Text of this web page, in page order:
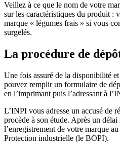
Veillez à ce que le nom de votre
sur les caractéristiques du produit :
marque « légumes frais » si vous
surgelés.
La procédure de
Une fois assuré de la disponibilité
pouvez remplir un formulaire de
en l’imprimant puis l’adressant à
L’INPI vous adresse un accusé de
procède à son étude. Après un
l’enregistrement de votre marque
Protection industrielle (le BOPI).